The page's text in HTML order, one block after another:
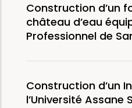
Construction d’un
château d’eau
Professionnel de
Construction d’un
l’Université Assane